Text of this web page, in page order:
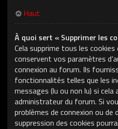
Haut
À quoi sert « Supprimer les
Cela supprime tous les cookies
conservent vos paramètres
connexion au forum. Ils
fonctionnalités telles que les
messages (lu ou non lu) si cela
administrateur du forum. Si
problèmes de connexion ou de
suppression des cookies